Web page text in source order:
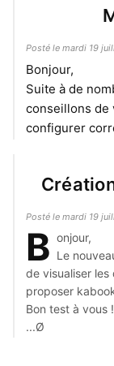
Posté le mardi 19
Bonjour,
Suite à de
conseillons de
configurer
Posté le mardi 19
B onjour,
Le
de visualiser
proposer
Bon test à vous !
...Ø